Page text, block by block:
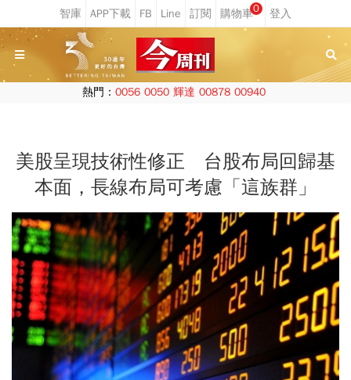
0
熱門： 0056 0050 輝達 00878 00940
美股呈現技術性修正 台股布局回歸基
本面，長線布局可考慮「這族群」